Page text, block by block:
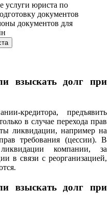
услуги юриста по
документов
документов для
долг при
кредитора, предъявить
в случае перехода прав
ликвидации, например на
требования (цессии). В
компании, за
в связи с реорганизацией,
долг при